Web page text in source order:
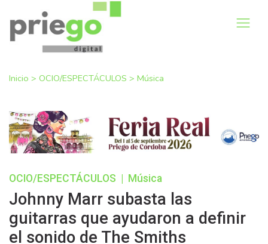
Inicio > OCIO/ESPECTÁCULOS > Música
OCIO/ESPECTÁCULOS Música
Johnny Marr subasta las
guitarras que ayudaron a definir
el sonido de The Smiths